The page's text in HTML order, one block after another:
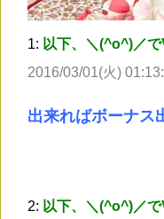
1: 以下、＼(^o^)／
2016/03/01(火)
出来ればボーナス
2: 以下、＼(^o^)／